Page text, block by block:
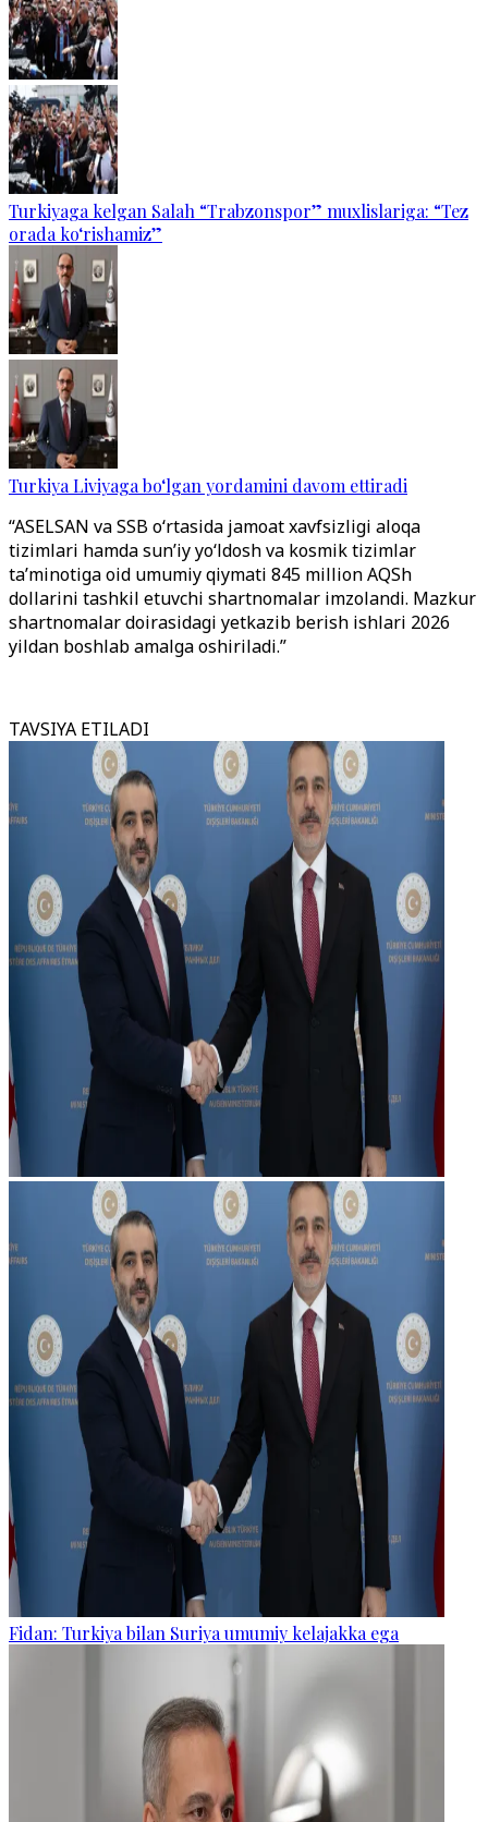
Turkiyaga kelgan Salah “Trabzonspor” muxlislariga: “Tez
orada ko‘rishamiz”
Turkiya Liviyaga bo‘lgan yordamini davom ettiradi
“ASELSAN va SSB o‘rtasida jamoat xavfsizligi aloqa
tizimlari hamda sun’iy yo‘ldosh va kosmik tizimlar
ta’minotiga oid umumiy qiymati 845 million AQSh
dollarini tashkil etuvchi shartnomalar imzolandi. Mazkur
shartnomalar doirasidagi yetkazib berish ishlari 2026
yildan boshlab amalga oshiriladi.”
TAVSIYA ETILADI
Fidan: Turkiya bilan Suriya umumiy kelajakka ega